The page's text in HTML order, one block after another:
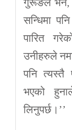
सन्धिमा
पारित
उनीहरुले
पनि
भएको
लिनुपर्छ।’’